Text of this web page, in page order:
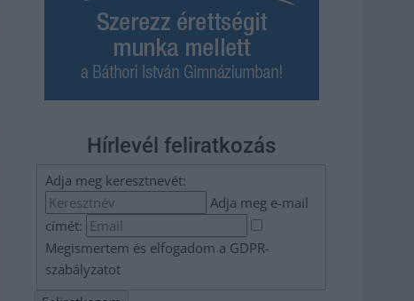
Hírlevél feliratkozás
Adja meg keresztnevét:
Adja meg e-mail
címét:
Megismertem és elfogadom a GDPR-
szabályzatot